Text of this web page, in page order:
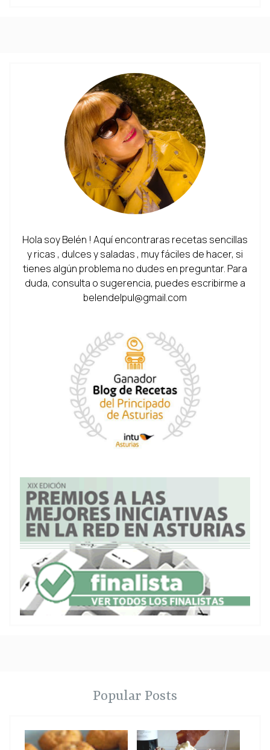
Hola soy Belén ! Aquí encontraras recetas sencillas
y ricas , dulces y saladas , muy fáciles de hacer, si
tienes algún problema no dudes en preguntar. Para
duda, consulta o sugerencia, puedes escribirme a
belendelpul@gmail.com
Popular Posts